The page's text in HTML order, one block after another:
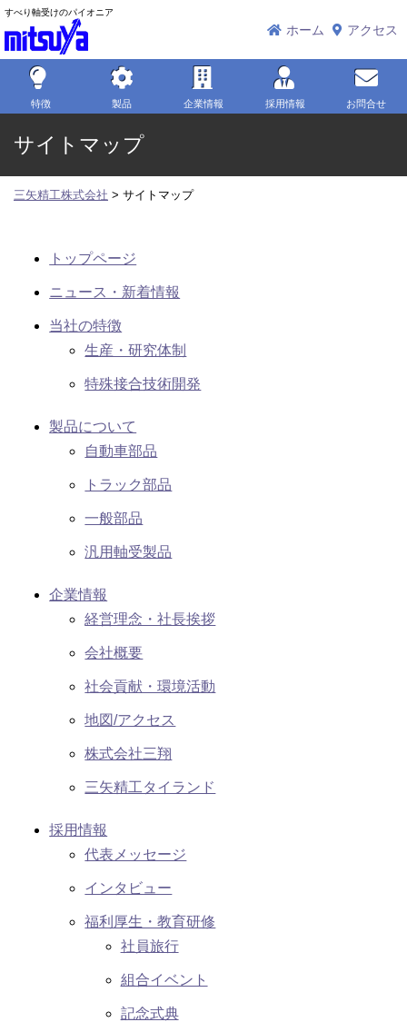
すべり軸受けのパイオニア
ホーム アクセス
特徴 製品 企業情報 採用情報 お問合せ
サイトマップ
三矢精工株式会社 > サイトマップ
トップページ
ニュース・新着情報
当社の特徴
生産・研究体制
特殊接合技術開発
製品について
自動車部品
トラック部品
一般部品
汎用軸受製品
企業情報
経営理念・社長挨拶
会社概要
社会貢献・環境活動
地図/アクセス
株式会社三翔
三矢精工タイランド
採用情報
代表メッセージ
インタビュー
福利厚生・教育研修
社員旅行
組合イベント
記念式典